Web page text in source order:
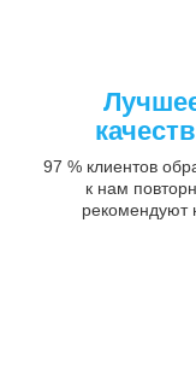
97 % клиентов
к нам
рекомендуют